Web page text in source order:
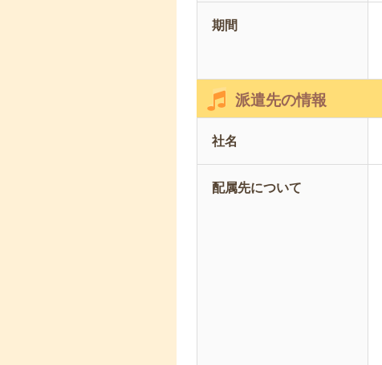
期間
派遣先の情報
社名
配属先について